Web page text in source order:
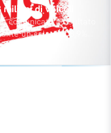
di veicoli
comunicato il risultato
un calo dell’8,9%
archiviato l’intero
3,4% a 3,63 milioni di
Si tratta del quinto